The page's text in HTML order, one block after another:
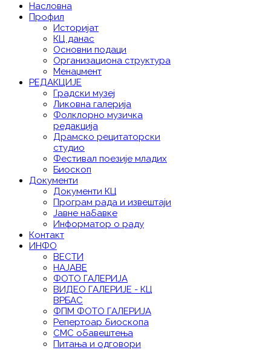
Насловна
Профил
Историјат
КЦ данас
Основни подаци
Организациона структура
Менаџмент
РЕДАКЦИЈЕ
Градски музеј
Ликовна галерија
Фолклорно музичка
редакција
Драмско рецитаторски
студио
Фестивал поезије младих
Биоскоп
Документи
Документи КЦ
Програм рада и извештаји
Јавне набавке
Информатор о раду
Контакт
ИНФО
ВЕСТИ
НАЈАВЕ
ФОТО ГАЛЕРИЈА
ВИДЕО ГАЛЕРИЈE - КЦ
ВРБАС
ФПМ ФОТО ГАЛЕРИЈА
Репертоар биоскопа
СМС обавештења
Питања и одговори